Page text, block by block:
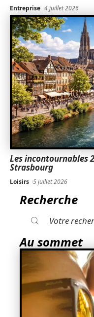
Entreprise 4 juillet 2026
Les incontournables
Strasbourg
Loisirs 5 juillet 2026
Recherche
Au sommet